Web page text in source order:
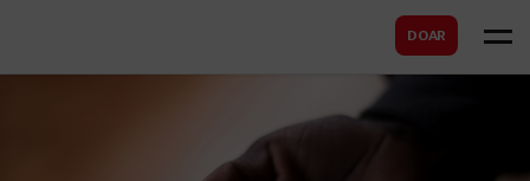
DOAR
r
a